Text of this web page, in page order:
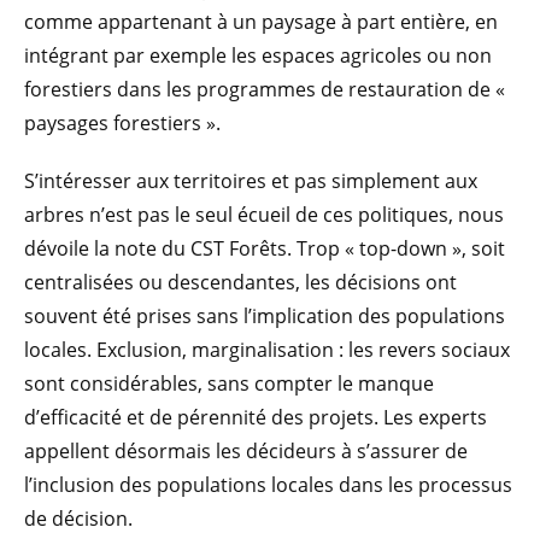
comme appartenant à un paysage à part entière, en
intégrant par exemple les espaces agricoles ou non
forestiers dans les programmes de restauration de «
paysages forestiers ».
S’intéresser aux territoires et pas simplement aux
arbres n’est pas le seul écueil de ces politiques, nous
dévoile la note du CST Forêts. Trop « top-down », soit
centralisées ou descendantes, les décisions ont
souvent été prises sans l’implication des populations
locales. Exclusion, marginalisation : les revers sociaux
sont considérables, sans compter le manque
d’efficacité et de pérennité des projets. Les experts
appellent désormais les décideurs à s’assurer de
l’inclusion des populations locales dans les processus
de décision.